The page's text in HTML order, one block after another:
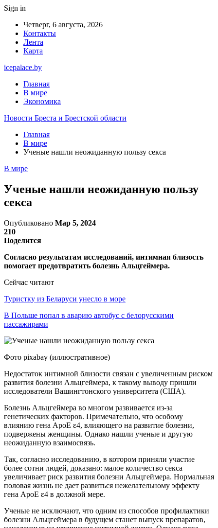
Sign in
Четверг, 6 августа, 2026
Контакты
Лента
Карта
icepalace.by
Главная
В мире
Экономика
Новости Бреста и Брестской области
Главная
В мире
Ученые нашли неожиданную пользу секса
В мире
Ученые нашли неожиданную пользу
секса
Опубликовано Мар 5, 2024
210
Поделится
Согласно результатам исследований, интимная близость
помогает предотвратить болезнь Альцгеймера.
Сейчас читают
Туристку из Беларуси унесло в море
В Польше попал в аварию автобус с белорусскими
пассажирами
Фото pixabay (иллюстративное)
Недостаток интимной близости связан с увеличенным риском
развития болезни Альцгеймера, к такому выводу пришли
исследователи Вашингтонского университета (США).
Болезнь Альцгеймера во многом развивается из-за
генетических факторов. Примечательно, что особому
влиянию гена ApoE ε4, влияющего на развитие болезни,
подвержены женщины. Однако нашли ученые и другую
неожиданную взаимосвязь.
Так, согласно исследованию, в котором приняли участие
более сотни людей, доказано: малое количество секса
увеличивает риск развития болезни Альцгеймера. Нормальная
половая жизнь не дает развиться нежелательному эффекту
гена ApoE ε4 в должной мере.
Ученые не исключают, что одним из способов профилактики
болезни Альцгеймера в будущем станет выпуск препаратов,